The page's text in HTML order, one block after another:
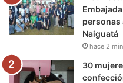
k
personas
Naiguatá
hace 2
30